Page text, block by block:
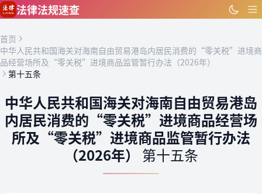
跳到主要内容
法律法规速查
首页
中华人民共和国海关对海南自由贸易港岛内居民消费的“零关税”进境商
品经营场所及“零关税”进境商品监管暂行办法（2026年）
第十五条
中华人民共和国海关对海南自由贸易港岛
内居民消费的“零关税”进境商品经营场
所及“零关税”进境商品监管暂行办法
（2026年） 第十五条